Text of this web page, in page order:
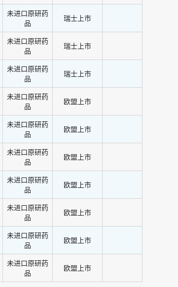
未进口原研药
品
瑞士上市
未进口原研药
品
瑞士上市
未进口原研药
品
瑞士上市
未进口原研药
品
欧盟上市
未进口原研药
品
欧盟上市
未进口原研药
品
欧盟上市
未进口原研药
品
欧盟上市
未进口原研药
品
欧盟上市
未进口原研药
品
欧盟上市
未进口原研药
品
欧盟上市